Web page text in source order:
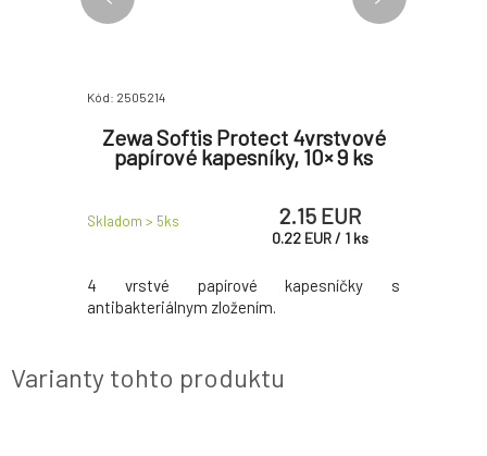
Kód: 2505214
Zewa Softis Protect 4vrstvové
papírové kapesníky, 10× 9 ks
Skladom > 5ks 2.15 EUR
0.22 EUR/ 1 ks
4 vrstvé papírové kapesníčky s
antibakteriálnym zložením.
Varianty tohto produktu